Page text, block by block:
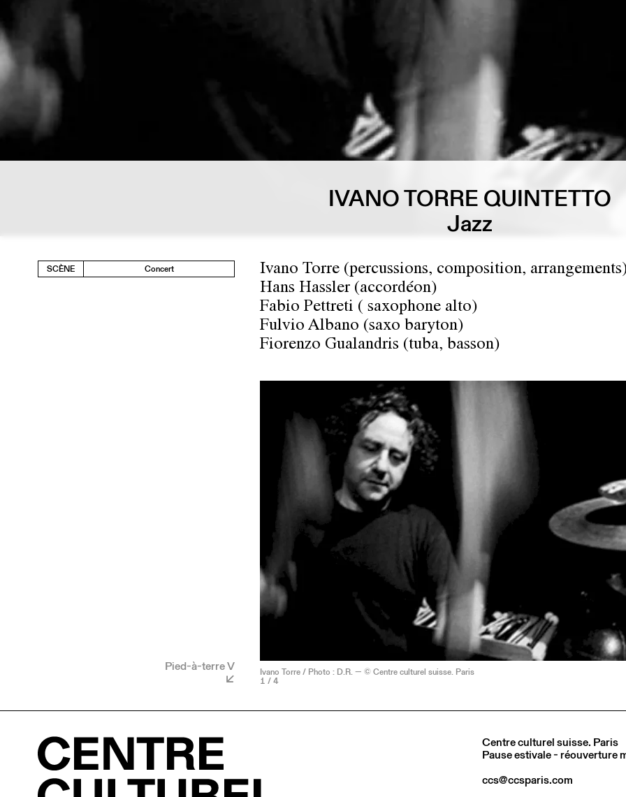
IVANO TORRE QUINTETTO
Jazz
SCÈNE Concert
Pied-à-terre V
Ivano Torre (percussions, composition,
Hans Hassler (accordéon)
Fabio Pettreti ( saxophone alto)
Fulvio Albano (saxo baryton)
Fiorenzo Gualandris (tuba, basson)
Ivano Torre / Photo : D.R. — © Centre culturel suisse. Paris
1 / 4
Centre culturel suisse. Paris
Pause estivale - réouverture
ccs@ccsparis.com